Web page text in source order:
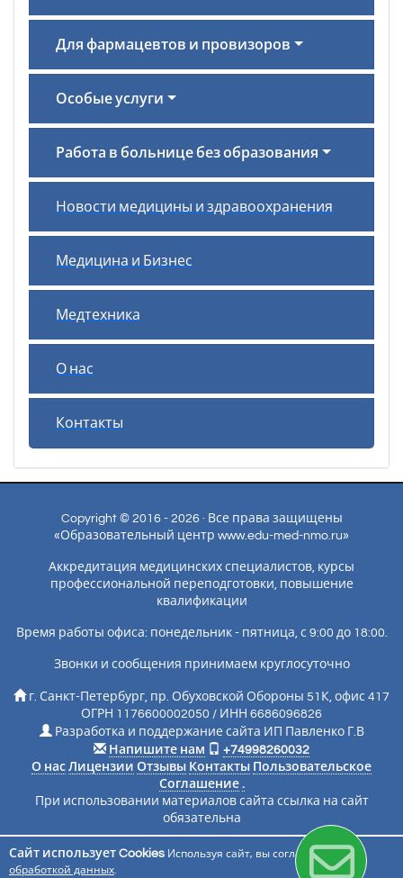
Для фармацевтов и провизоров
Особые услуги
Работа в больнице без образования
Новости медицины и здравоохранения
Медицина и Бизнес
Медтехника
О нас
Контакты
Copyright © 2016 - 2026 · Все права защищены
«Образовательный центр www.edu-med-nmo.ru»
Аккредитация медицинских специалистов, курсы
профессиональной переподготовки, повышение
квалификации
Время работы офиса: понедельник - пятница, с 9:00 до 18:00.
Звонки и сообщения принимаем круглосуточно
г. Санкт-Петербург, пр. Обуховской Обороны 51К, офис 417
ОГРН 1176600002050 / ИНН 6686096826
Разработка и поддержание сайта ИП Павленко Г.В
Напишите нам
+74998260032
О нас Лицензии Отзывы Контакты Пользовательское
Соглашение .
При использовании материалов сайта ссылка на сайт
обязательна
Подписаться на новости
Сайт использует Cookies Используя сайт, вы соглашаетесь с
обработкой данных.